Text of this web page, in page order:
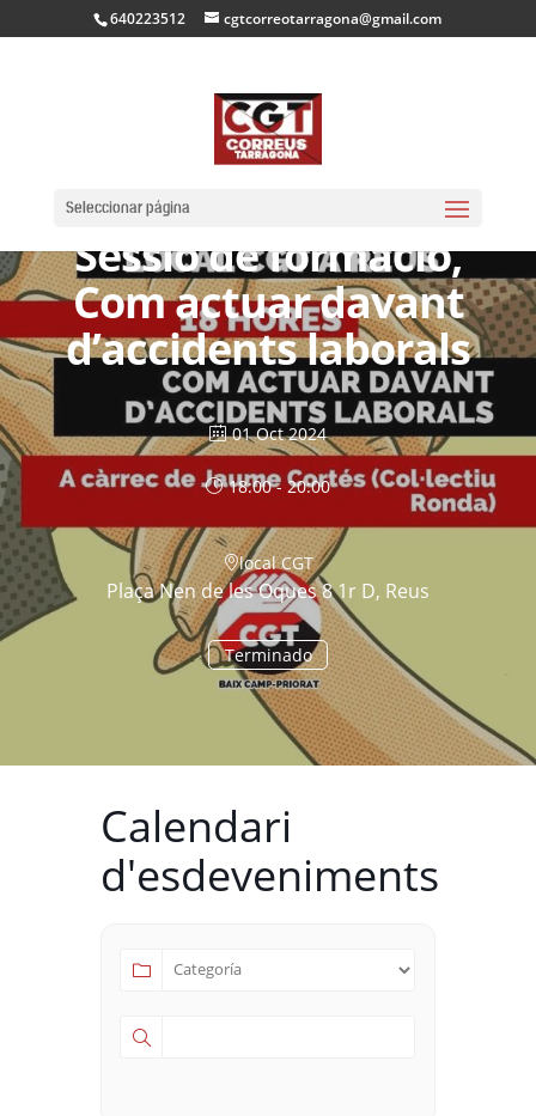
640223512 cgtcorreotarragona@gmail.com
Seleccionar página
Sessió de formació,
Com actuar davant
d’accidents laborals
01 Oct 2024
Terminado
18:00 - 20:00
local CGT
Plaça Nen de les Oques 8 1r D, Reus
Calendari
d'esdeveniments